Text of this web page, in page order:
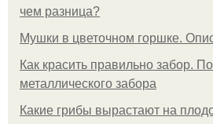
чем разница?
Мушки в цветочном горшке.
Как красить правильно забор.
металлического забора
Какие грибы вырастают на